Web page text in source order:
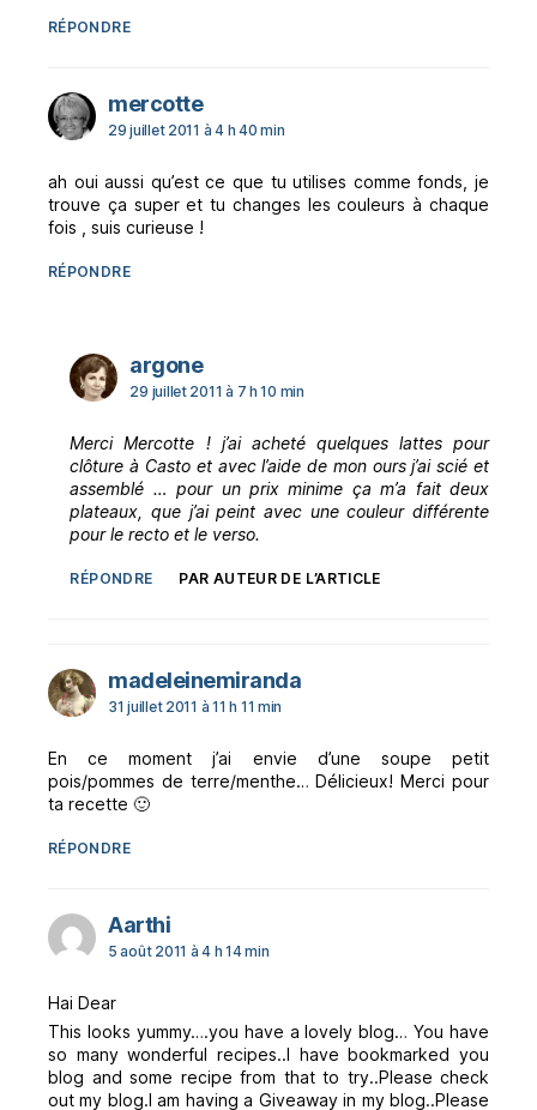
RÉPONDRE
mercottedit :
29 juillet 2011 à 4 h 40 min
ah oui aussi qu’est ce que tu utilises comme fonds, je
trouve ça super et tu changes les couleurs à chaque
fois , suis curieuse !
RÉPONDRE
argonedit :
29 juillet 2011 à 7 h 10 min
Merci Mercotte ! j’ai acheté quelques lattes pour
clôture à Casto et avec l’aide de mon ours j’ai scié et
assemblé … pour un prix minime ça m’a fait deux
plateaux, que j’ai peint avec une couleur différente
pour le recto et le verso.
RÉPONDRE PAR AUTEUR DE L’ARTICLE
madeleinemirandadit :
31 juillet 2011 à 11 h 11 min
En ce moment j’ai envie d’une soupe petit
pois/pommes de terre/menthe… Délicieux! Merci pour
ta recette 🙂
RÉPONDRE
Aarthidit :
5 août 2011 à 4 h 14 min
Hai Dear
This looks yummy….you have a lovely blog… You have
so many wonderful recipes..I have bookmarked you
blog and some recipe from that to try..Please check
out my blog.I am having a Giveaway in my blog..Please